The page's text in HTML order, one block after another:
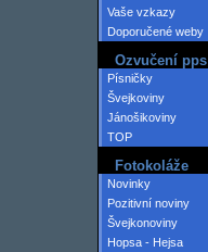
Vaše vzkazy
Doporučené weby
Ozvučení pps
Písničky
Švejkoviny
Jánošikoviny
TOP
Fotokoláže
Novinky
Pozitivní noviny
Švejkonoviny
Hopsa - Hejsa